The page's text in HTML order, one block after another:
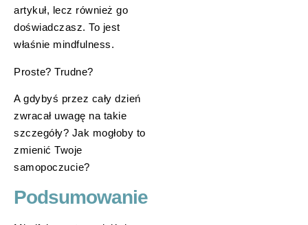
artykuł, lecz również go
doświadczasz. To jest
właśnie mindfulness.
Proste? Trudne?
A gdybyś przez cały dzień
zwracał uwagę na takie
szczegóły? Jak mogłoby to
zmienić Twoje
samopoczucie?
Podsumowanie